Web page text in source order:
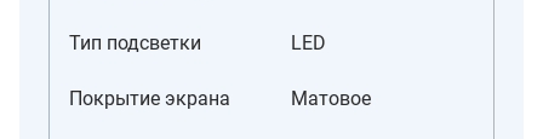
Тип подсветки LED
Покрытие экрана Матовое